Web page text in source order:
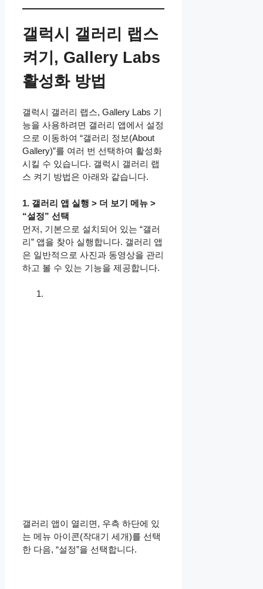
갤럭시 갤러리 랩스
켜기, Gallery Labs
활성화 방법
갤럭시 갤러리 랩스, Gallery Labs 기
능을 사용하려면 갤러리 앱에서 설정
으로 이동하여 “갤러리 정보(About
Gallery)”를 여러 번 선택하여 활성화
시킬 수 있습니다. 갤럭시 갤러리 랩
스 켜기 방법은 아래와 같습니다.
1. 갤러리 앱 실행 > 더 보기 메뉴 >
“설정” 선택
먼저, 기본으로 설치되어 있는 “갤러
리” 앱을 찾아 실행합니다. 갤러리 앱
은 일반적으로 사진과 동영상을 관리
하고 볼 수 있는 기능을 제공합니다.
갤러리 앱이 열리면, 우측 하단에 있
는 메뉴 아이콘(작대기 세개)를 선택
한 다음, “설정”을 선택합니다.